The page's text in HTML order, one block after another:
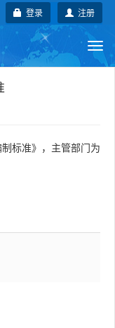
注册
登录
标准》，主管部门为